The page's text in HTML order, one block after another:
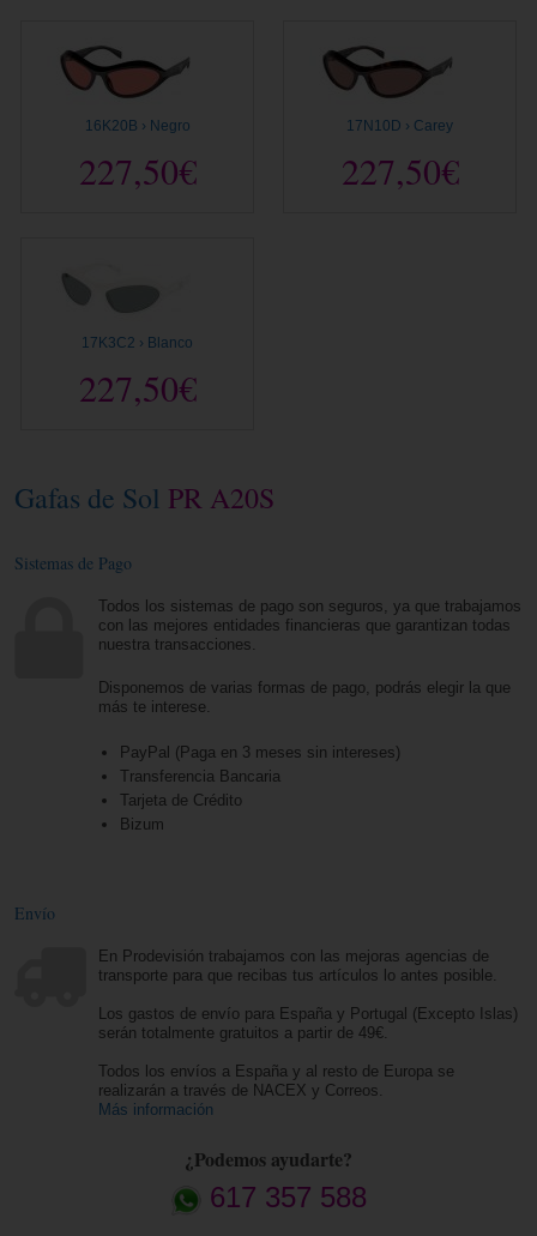
16K20B › Negro
227,50€
17N10D › Carey
227,50€
17K3C2 › Blanco
227,50€
Gafas de Sol PR A20S
Sistemas de Pago
Todos los sistemas de pago son seguros, ya que trabajamos
con las mejores entidades financieras que garantizan todas
nuestra transacciones.
Disponemos de varias formas de pago, podrás elegir la que
más te interese.
PayPal (Paga en 3 meses sin intereses)
Transferencia Bancaria
Tarjeta de Crédito
Bizum
Envío
En Prodevisión trabajamos con las mejoras agencias de
transporte para que recibas tus artículos lo antes posible.
Los gastos de envío para España y Portugal (Excepto Islas)
serán totalmente gratuitos a partir de 49€.
Todos los envíos a España y al resto de Europa se
realizarán a través de NACEX y Correos.
Más información
¿Podemos ayudarte?
617 357 588